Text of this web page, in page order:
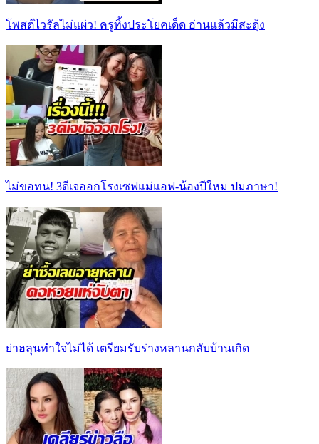
โพสต์ไวรัลไม่แผ่ว! ครูทิ้งประโยคเด็ด อ่านแล้วมีสะดุ้ง
ไม่ขอทน! 3ดีเจออกโรงเซฟแม่แอฟ-น้องปีใหม ปมภาษา!
ย่าฮลุนทำใจไม่ได้ เตรียมรับร่างหลานกลับบ้านเกิด